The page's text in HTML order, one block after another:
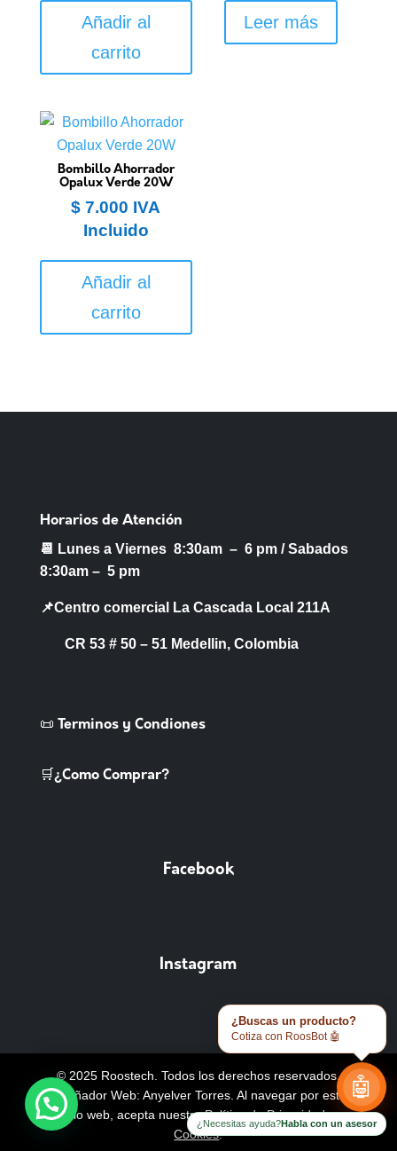
Añadir al
carrito
Leer más
Bombillo Ahorrador
Opalux Verde 20W
$ 7.000 IVA
Incluido
Añadir al
carrito
Horarios de Atención
📆 Lunes a Viernes 8:30am – 6 pm /Sabados
8:30am – 5 pm
📌Centro comercial La Cascada Local 211A
CR 53 # 50 – 51 Medellin, Colombia
📜 Terminos y Condiones
🛒¿Como Comprar?
Facebook
Instagram
© 2025 Roostech. Todos los derechos reservados.
Diseñador Web: Anyelver Torres. Al navegar por este
sitio web, acepta nuestraPolítica de Privacidad y
Cookies.
¿Buscas un producto?
Cotiza con RoosBot 🤖
🤖
¿Necesitas ayuda?Habla con un asesor